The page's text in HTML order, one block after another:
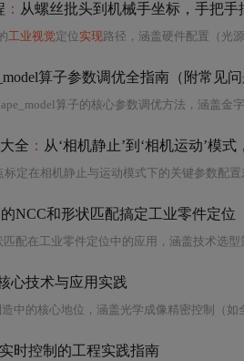
： 从螺丝批头到机械手坐标，手把手
工业视觉定位 实现路径，涵盖硬件配置（光源、相机、标定板）、图像预
算子参数调优全指南（附常见
的核心参数调优方法，涵盖金字塔层级（NumLevels）、角度范围（AngleStart/
全 ： 从‘相机静止’到‘相机运动’模
模式下的关键参数配置差异，涵盖环境光稳定性、机械重复性、振动抑制、坐标系耦合补偿、延时同
NCC和形状匹配搞定工业零件定位
心技术与应用实践
时控制的工程实践指南